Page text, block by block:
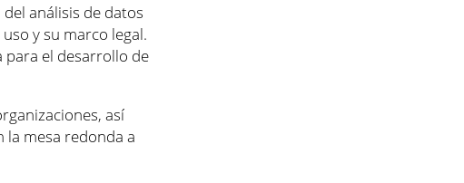
análisis de datos
y su marco legal.
para el desarrollo de
así
mesa redonda a